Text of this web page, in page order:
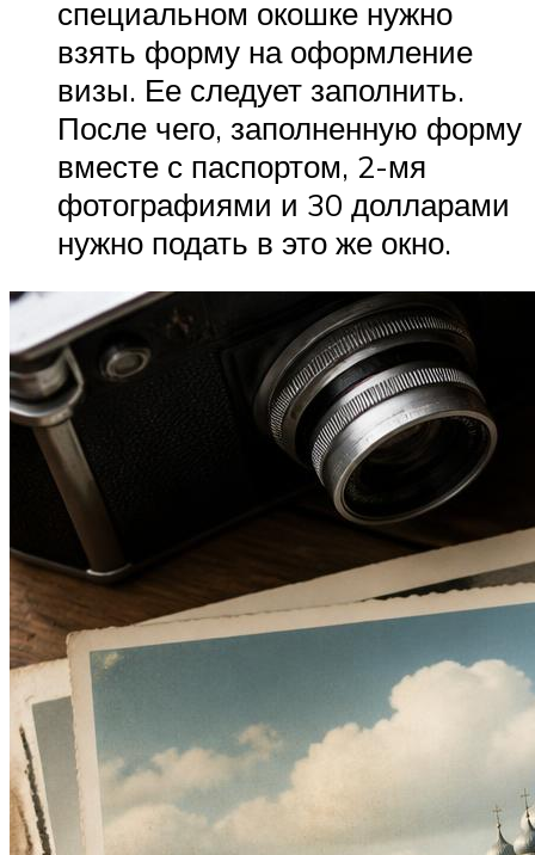
специальном окошке нужно
взять форму на оформление
визы. Ее следует заполнить.
После чего, заполненную форму
вместе с паспортом, 2-мя
фотографиями и 30 долларами
нужно подать в это же окно.